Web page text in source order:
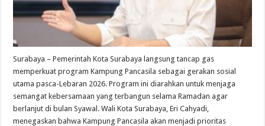
Surabaya – Pemerintah Kota Surabaya langsung tancap gas
memperkuat program Kampung Pancasila sebagai gerakan sosial
utama pasca-Lebaran 2026. Program ini diarahkan untuk menjaga
semangat kebersamaan yang terbangun selama Ramadan agar
berlanjut di bulan Syawal. Wali Kota Surabaya, Eri Cahyadi,
menegaskan bahwa Kampung Pancasila akan menjadi prioritas